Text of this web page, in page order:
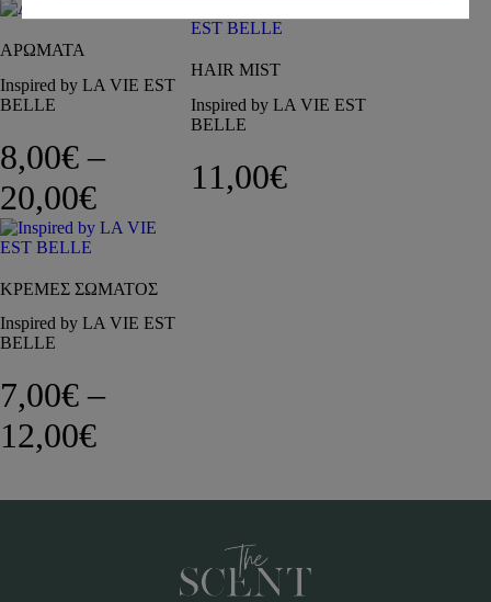
ΑΡΩΜΑΤΑ
Inspired by LA VIE EST
BELLE
8,00€ –
20,00€Price range: 8,00€ through
HAIR MIST
Inspired by LA VIE EST
BELLE
11,00€
ΚΡΕΜΕΣ ΣΩΜΑΤΟΣ
Inspired by LA VIE EST
BELLE
7,00€ –
12,00€Price range: 7,00€ through